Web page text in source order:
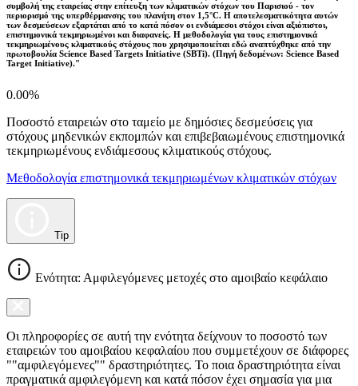
συμβολή της εταιρείας στην επίτευξη των κλιματικών στόχων του Παρισιού - τον
περιορισμό της υπερθέρμανσης του πλανήτη στον 1,5°C. Η αποτελεσματικότητα αυτών
των δεσμεύσεων εξαρτάται από το κατά πόσον οι ενδιάμεσοι στόχοι είναι αξιόπιστοι,
επιστημονικά τεκμηριωμένοι και διαφανείς. Η μεθοδολογία για τους επιστημονικά
τεκμηριωμένους κλιματικούς στόχους που χρησιμοποιείται εδώ αναπτύχθηκε από την
πρωτοβουλία Science Based Targets Initiative (SBTi). (Πηγή δεδομένων: Science Based
Target Initiative)."
0.00%
Ποσοστό εταιρειών στο ταμείο με δημόσιες δεσμεύσεις για
στόχους μηδενικών εκπομπών και επιβεβαιωμένους επιστημονικά
τεκμηριωμένους ενδιάμεσους κλιματικούς στόχους.
Μεθοδολογία επιστημονικά τεκμηριωμένων κλιματικών στόχων
Tip
Ενότητα: Αμφιλεγόμενες μετοχές στο αμοιβαίο κεφάλαιο
Οι πληροφορίες σε αυτή την ενότητα δείχνουν το ποσοστό των
εταιρειών του αμοιβαίου κεφαλαίου που συμμετέχουν σε διάφορες
""αμφιλεγόμενες"" δραστηριότητες. Το ποια δραστηριότητα είναι
πραγματικά αμφιλεγόμενη και κατά πόσον έχει σημασία για μια